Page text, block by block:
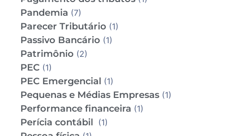
Pandemia (7)
Parecer Tributário (1)
Passivo Bancário (1)
Patrimônio (2)
PEC (1)
PEC Emergencial (1)
Pequenas e Médias Empresas (1)
Performance financeira (1)
Perícia contábil (1)